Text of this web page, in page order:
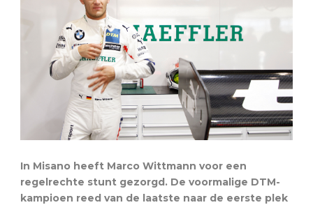
In Misano heeft Marco Wittmann voor een
regelrechte stunt gezorgd. De voormalige DTM-
kampioen reed van de laatste naar de eerste plek